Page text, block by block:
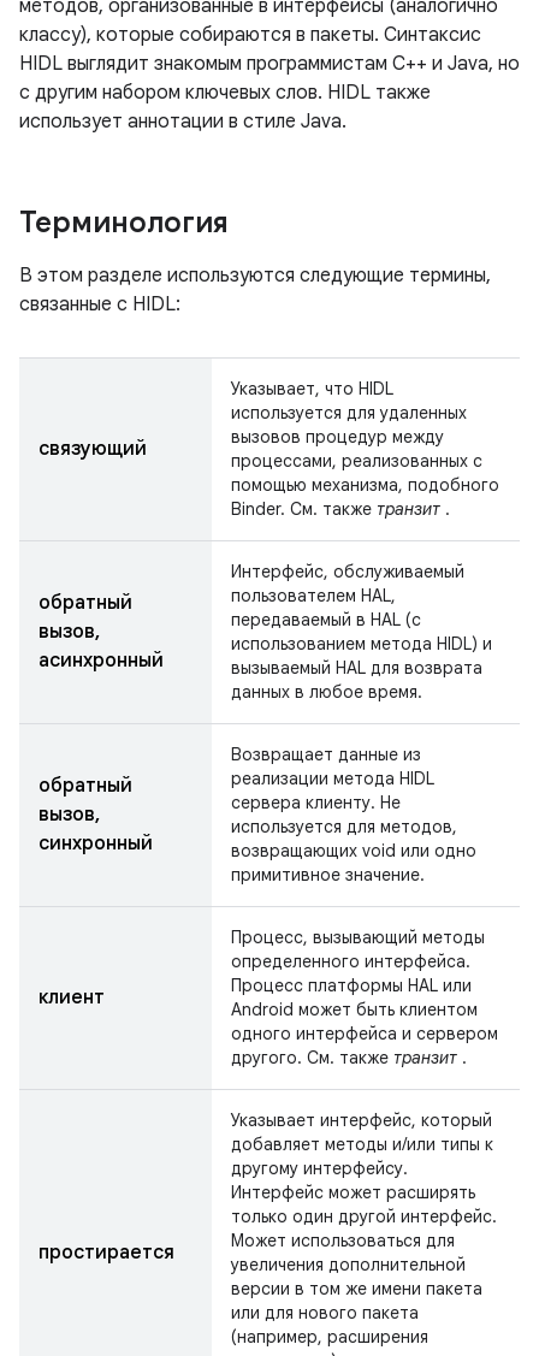
методов, организованные в интерфейсы (аналогично
классу), которые собираются в пакеты. Синтаксис
HIDL выглядит знакомым программистам C++ и Java, но
с другим набором ключевых слов. HIDL также
использует аннотации в стиле Java.
Терминология
В этом разделе используются следующие термины,
связанные с HIDL:
связующий
Указывает, что HIDL
используется для удаленных
вызовов процедур между
процессами, реализованных с
помощью механизма, подобного
Binder. См. также транзит .
обратный
вызов,
асинхронный
Интерфейс, обслуживаемый
пользователем HAL,
передаваемый в HAL (с
использованием метода HIDL) и
вызываемый HAL для возврата
данных в любое время.
обратный
вызов,
синхронный
Возвращает данные из
реализации метода HIDL
сервера клиенту. Не
используется для методов,
возвращающих void или одно
примитивное значение.
клиент
Процесс, вызывающий методы
определенного интерфейса.
Процесс платформы HAL или
Android может быть клиентом
одного интерфейса и сервером
другого. См. также транзит .
простирается
Указывает интерфейс, который
добавляет методы и/или типы к
другому интерфейсу.
Интерфейс может расширять
только один другой интерфейс.
Может использоваться для
увеличения дополнительной
версии в том же имени пакета
или для нового пакета
(например, расширения